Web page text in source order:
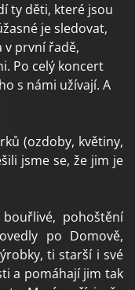
ty děti, které jsou
je sledovat,
v první řadě,
Po celý koncert
s námi užívají. A
(ozdoby, květiny,
jsme se, že jim je
pohoštění
po Domově,
ti starší i své
a pomáhají jim tak